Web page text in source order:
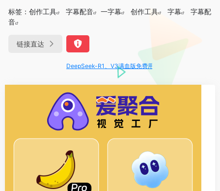
标签： 创作工具 字幕配音 一字幕 创作工具 字幕
字幕配
音
链接直达
DeepSeek-R1、V3满血版免费用！- 字节Trae即可编程又可聊天